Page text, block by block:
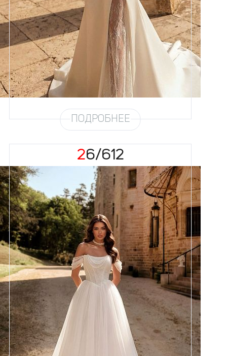
Размеры
42, 44, 46, 48, 50, 52, 54, 56,
58
Цвет
Силуэт
Кружево
Пайетка
Юбка
Атлас облегченный
Шлейф
Возможен
Рукав
16/21
ПОДРОБНЕЕ
26/612
Размеры
42, 44, 46, 48, 50, 52, 54, 56,
Цвет